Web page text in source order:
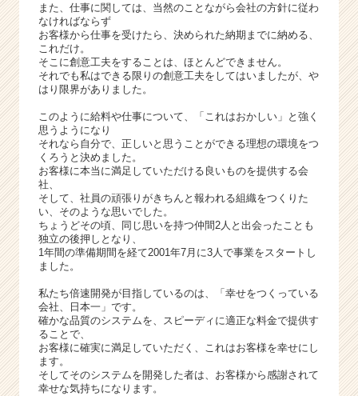
就
サ
イ
ト
チ
キ
ャ
リ
ア
（C
h
e
e
r
a
r
e
e
また、仕事に関しては、当然のことながら会社の方針に従わ
なければならず
お客様から仕事を受けたら、決められた納期までに納める、
これだけ。
そこに創意工夫をすることは、ほとんどできません。
それでも私はできる限りの創意工夫をしてはいましたが、や
はり限界がありました。
このように給料や仕事について、「これはおかしい」と強く
思うようになり
それなら自分で、正しいと思うことができる理想の環境をつ
くろうと決めました。
お客様に本当に満足していただける良いものを提供する会
社、
そして、社員の頑張りがきちんと報われる組織をつくりた
い、そのような思いでした。
ちょうどその頃、同じ思いを持つ仲間2人と出会ったことも
独立の後押しとなり、
1年間の準備期間を経て2001年7月に3人で事業をスタートし
ました。
私たち倍速開発が目指しているのは、「幸せをつくっている
会社、日本一」です。
確かな品質のシステムを、スピーディに適正な料金で提供す
ることで、
お客様に確実に満足していただく、これはお客様を幸せにし
ます。
そしてそのシステムを開発した者は、お客様から感謝されて
幸せな気持ちになります。